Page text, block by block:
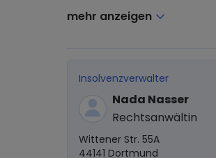
mehr anzeigen
Insolvenzverwalter
Nada Nasser
Rechtsanwältin
Wittener Str. 55A
44141 Dortmund